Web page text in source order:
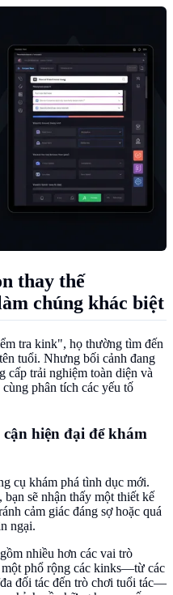
thay thế
chúng khác biệt
tra kink", họ thường tìm đến
tuổi. Nhưng bối cảnh đang
cấp trải nghiệm toàn diện và
phân tích các yếu tố
hiện đại để khám
cụ khám phá tình dục mới.
sẽ nhận thấy một thiết kế
cảm giác đáng sợ hoặc quá
ngại.
nhiều hơn các vai trò
phổ rộng các kinks—từ các
đối tác đến trò chơi tuổi tác—